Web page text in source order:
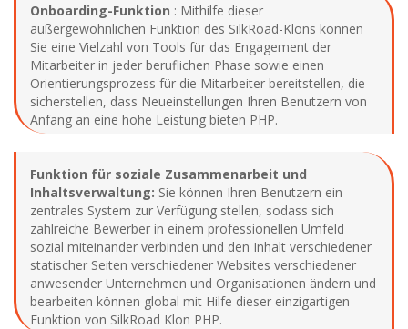
Onboarding-Funktion : Mithilfe dieser
außergewöhnlichen Funktion des SilkRoad-Klons können
Sie eine Vielzahl von Tools für das Engagement der
Mitarbeiter in jeder beruflichen Phase sowie einen
Orientierungsprozess für die Mitarbeiter bereitstellen, die
sicherstellen, dass Neueinstellungen Ihren Benutzern von
Anfang an eine hohe Leistung bieten PHP.
Funktion für soziale Zusammenarbeit und
Inhaltsverwaltung: Sie können Ihren Benutzern ein
zentrales System zur Verfügung stellen, sodass sich
zahlreiche Bewerber in einem professionellen Umfeld
sozial miteinander verbinden und den Inhalt verschiedener
statischer Seiten verschiedener Websites verschiedener
anwesender Unternehmen und Organisationen ändern und
bearbeiten können global mit Hilfe dieser einzigartigen
Funktion von SilkRoad Klon PHP.